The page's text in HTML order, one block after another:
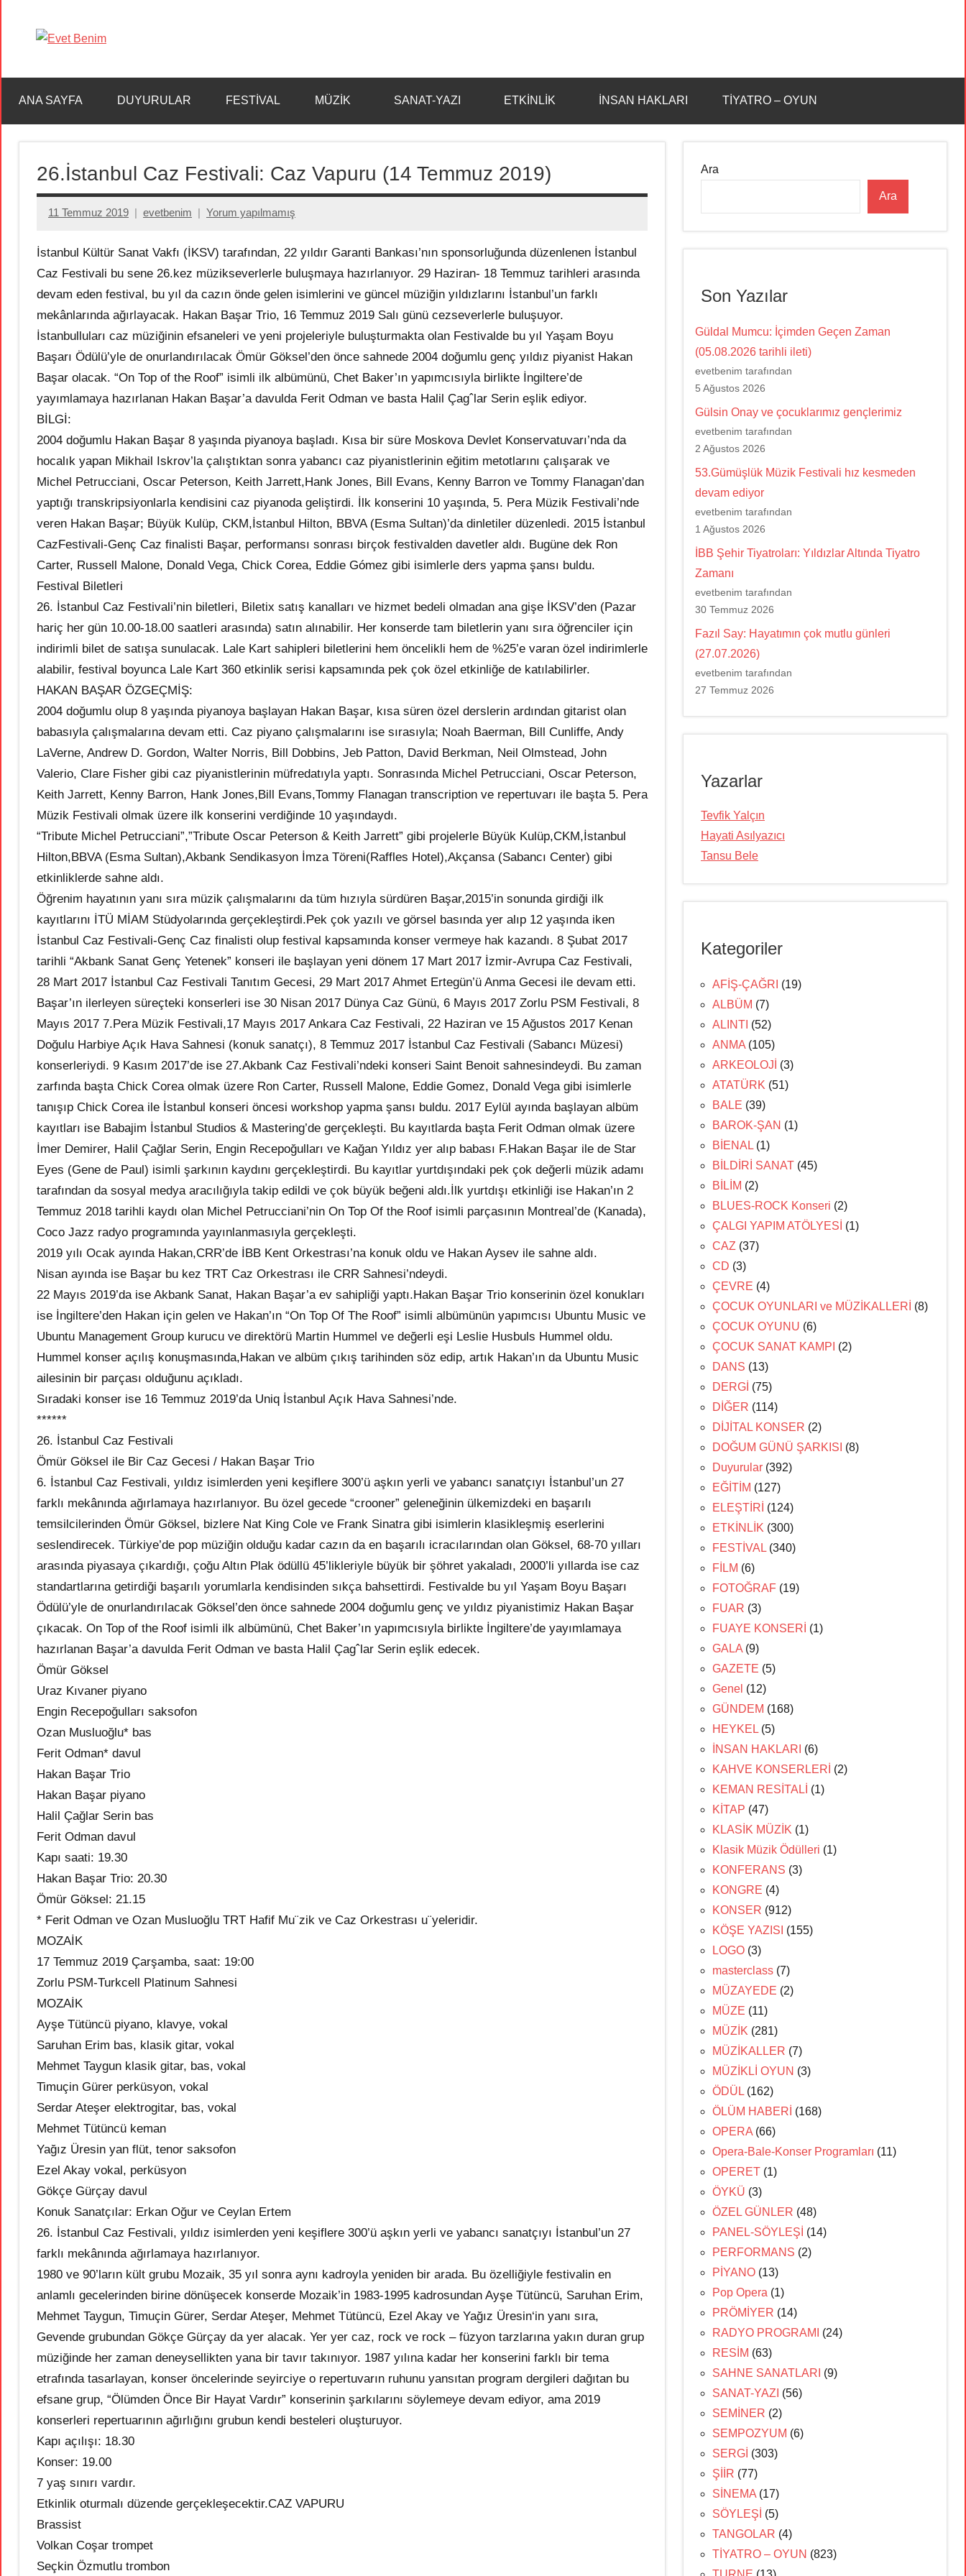
Benim
ANA SAYFA DUYURULAR FESTİVAL MÜZİK SANAT-YAZI ETKİNLİK İNSAN HAKLARI TİYATRO – OYUN
26.İstanbul Caz Festivali: Caz Vapuru (14 Temmuz 2019)
11 Temmuz 2019 evetbenim Yorum yapılmamış
İstanbul Kültür Sanat Vakfı (İKSV) tarafından, 22 yıldır Garanti Bankası’nın sponsorluğunda düzenlenen İstanbul
Caz Festivali bu sene 26.kez müzikseverlerle buluşmaya hazırlanıyor. 29 Haziran- 18 Temmuz tarihleri arasında
devam eden festival, bu yıl da cazın önde gelen isimlerini ve güncel müziğin yıldızlarını İstanbul’un farklı
mekânlarında ağırlayacak. Hakan Başar Trio, 16 Temmuz 2019 Salı günü cezseverlerle buluşuyor.
İstanbulluları caz müziğinin efsaneleri ve yeni projeleriyle buluşturmakta olan Festivalde bu yıl Yaşam Boyu
Başarı Ödülü’yle de onurlandırılacak Ömür Göksel’den önce sahnede 2004 doğumlu genç yıldız piyanist Hakan
Başar olacak. “On Top of the Roof” isimli ilk albümünü, Chet Baker’ın yapımcısıyla birlikte İngiltere’de
yayımlamaya hazırlanan Hakan Başar’a davulda Ferit Odman ve basta Halil Çagˆlar Serin eşlik ediyor.
BİLGİ:
2004 doğumlu Hakan Başar 8 yaşında piyanoya başladı. Kısa bir süre Moskova Devlet Konservatuvarı’nda da
hocalık yapan Mikhail Iskrov’la çalıştıktan sonra yabancı caz piyanistlerinin eğitim metotlarını çalışarak ve
Michel Petrucciani, Oscar Peterson, Keith Jarrett,Hank Jones, Bill Evans, Kenny Barron ve Tommy Flanagan’dan
yaptığı transkripsiyonlarla kendisini caz piyanoda geliştirdi. İlk konserini 10 yaşında, 5. Pera Müzik Festivali’nde
veren Hakan Başar; Büyük Kulüp, CKM,İstanbul Hilton, BBVA (Esma Sultan)’da dinletiler düzenledi. 2015 İstanbul
CazFestivali-Genç Caz finalisti Başar, performansı sonrası birçok festivalden davetler aldı. Bugüne dek Ron
Carter, Russell Malone, Donald Vega, Chick Corea, Eddie Gómez gibi isimlerle ders yapma şansı buldu.
Festival Biletleri
26. İstanbul Caz Festivali’nin biletleri, Biletix satış kanalları ve hizmet bedeli olmadan ana gişe İKSV’den (Pazar
hariç her gün 10.00-18.00 saatleri arasında) satın alınabilir. Her konserde tam biletlerin yanı sıra öğrenciler için
indirimli bilet de satışa sunulacak. Lale Kart sahipleri biletlerini hem öncelikli hem de %25’e varan özel indirimlerle
alabilir, festival boyunca Lale Kart 360 etkinlik serisi kapsamında pek çok özel etkinliğe de katılabilirler.
HAKAN BAŞAR ÖZGEÇMİŞ:
2004 doğumlu olup 8 yaşında piyanoya başlayan Hakan Başar, kısa süren özel derslerin ardından gitarist olan
babasıyla çalışmalarına devam etti. Caz piyano çalışmalarını ise sırasıyla; Noah Baerman, Bill Cunliffe, Andy
LaVerne, Andrew D. Gordon, Walter Norris, Bill Dobbins, Jeb Patton, David Berkman, Neil Olmstead, John
Valerio, Clare Fisher gibi caz piyanistlerinin müfredatıyla yaptı. Sonrasında Michel Petrucciani, Oscar Peterson,
Keith Jarrett, Kenny Barron, Hank Jones,Bill Evans,Tommy Flanagan transcription ve repertuvarı ile başta 5. Pera
Müzik Festivali olmak üzere ilk konserini verdiğinde 10 yaşındaydı.
“Tribute Michel Petrucciani”,”Tribute Oscar Peterson & Keith Jarrett” gibi projelerle Büyük Kulüp,CKM,İstanbul
Hilton,BBVA (Esma Sultan),Akbank Sendikasyon İmza Töreni(Raffles Hotel),Akçansa (Sabancı Center) gibi
etkinliklerde sahne aldı.
Öğrenim hayatının yanı sıra müzik çalışmalarını da tüm hızıyla sürdüren Başar,2015’in sonunda girdiği ilk
kayıtlarını İTÜ MİAM Stüdyolarında gerçekleştirdi.Pek çok yazılı ve görsel basında yer alıp 12 yaşında iken
İstanbul Caz Festivali-Genç Caz finalisti olup festival kapsamında konser vermeye hak kazandı. 8 Şubat 2017
tarihli “Akbank Sanat Genç Yetenek” konseri ile başlayan yeni dönem 17 Mart 2017 İzmir-Avrupa Caz Festivali,
28 Mart 2017 İstanbul Caz Festivali Tanıtım Gecesi, 29 Mart 2017 Ahmet Ertegün’ü Anma Gecesi ile devam etti.
Başar’ın ilerleyen süreçteki konserleri ise 30 Nisan 2017 Dünya Caz Günü, 6 Mayıs 2017 Zorlu PSM Festivali, 8
Mayıs 2017 7.Pera Müzik Festivali,17 Mayıs 2017 Ankara Caz Festivali, 22 Haziran ve 15 Ağustos 2017 Kenan
Doğulu Harbiye Açık Hava Sahnesi (konuk sanatçı), 8 Temmuz 2017 İstanbul Caz Festivali (Sabancı Müzesi)
konserleriydi. 9 Kasım 2017’de ise 27.Akbank Caz Festivali’ndeki konseri Saint Benoit sahnesindeydi. Bu zaman
zarfında başta Chick Corea olmak üzere Ron Carter, Russell Malone, Eddie Gomez, Donald Vega gibi isimlerle
tanışıp Chick Corea ile İstanbul konseri öncesi workshop yapma şansı buldu. 2017 Eylül ayında başlayan albüm
kayıtları ise Babajim İstanbul Studios & Mastering’de gerçekleşti. Bu kayıtlarda başta Ferit Odman olmak üzere
İmer Demirer, Halil Çağlar Serin, Engin Recepoğulları ve Kağan Yıldız yer alıp babası F.Hakan Başar ile de Star
Eyes (Gene de Paul) isimli şarkının kaydını gerçekleştirdi. Bu kayıtlar yurtdışındaki pek çok değerli müzik adamı
tarafından da sosyal medya aracılığıyla takip edildi ve çok büyük beğeni aldı.İlk yurtdışı etkinliği ise Hakan’ın 2
Temmuz 2018 tarihli kaydı olan Michel Petrucciani’nin On Top Of the Roof isimli parçasının Montreal’de (Kanada),
Coco Jazz radyo programında yayınlanmasıyla gerçekleşti.
2019 yılı Ocak ayında Hakan,CRR’de İBB Kent Orkestrası’na konuk oldu ve Hakan Aysev ile sahne aldı.
Nisan ayında ise Başar bu kez TRT Caz Orkestrası ile CRR Sahnesi’ndeydi.
22 Mayıs 2019’da ise Akbank Sanat, Hakan Başar’a ev sahipliği yaptı.Hakan Başar Trio konserinin özel konukları
ise İngiltere’den Hakan için gelen ve Hakan’ın “On Top Of The Roof” isimli albümünün yapımcısı Ubuntu Music ve
Ubuntu Management Group kurucu ve direktörü Martin Hummel ve değerli eşi Leslie Husbuls Hummel oldu.
Hummel konser açılış konuşmasında,Hakan ve albüm çıkış tarihinden söz edip, artık Hakan’ın da Ubuntu Music
ailesinin bir parçası olduğunu açıkladı.
Sıradaki konser ise 16 Temmuz 2019’da Uniq İstanbul Açık Hava Sahnesi’nde.
******
26. İstanbul Caz Festivali
Ömür Göksel ile Bir Caz Gecesi / Hakan Başar Trio
6. İstanbul Caz Festivali, yıldız isimlerden yeni keşiflere 300’ü aşkın yerli ve yabancı sanatçıyı İstanbul’un 27
farklı mekânında ağırlamaya hazırlanıyor. Bu özel gecede “crooner” geleneğinin ülkemizdeki en başarılı
temsilcilerinden Ömür Göksel, bizlere Nat King Cole ve Frank Sinatra gibi isimlerin klasikleşmiş eserlerini
seslendirecek. Türkiye’de pop müziğin olduğu kadar cazın da en başarılı icracılarından olan Göksel, 68-70 yılları
arasında piyasaya çıkardığı, çoğu Altın Plak ödüllü 45’likleriyle büyük bir şöhret yakaladı, 2000’li yıllarda ise caz
standartlarına getirdiği başarılı yorumlarla kendisinden sıkça bahsettirdi. Festivalde bu yıl Yaşam Boyu Başarı
Ödülü’yle de onurlandırılacak Göksel’den önce sahnede 2004 doğumlu genç ve yıldız piyanistimiz Hakan Başar
çıkacak. On Top of the Roof isimli ilk albümünü, Chet Baker’ın yapımcısıyla birlikte İngiltere’de yayımlamaya
hazırlanan Başar’a davulda Ferit Odman ve basta Halil Çagˆlar Serin eşlik edecek.
Ömür Göksel
Uraz Kıvaner piyano
Engin Recepoğulları saksofon
Ozan Musluoğlu* bas
Ferit Odman* davul
Hakan Başar Trio
Hakan Başar piyano
Halil Çağlar Serin bas
Ferit Odman davul
Kapı saati: 19.30
Hakan Başar Trio: 20.30
Ömür Göksel: 21.15
* Ferit Odman ve Ozan Musluoğlu TRT Hafif Mu¨zik ve Caz Orkestrası u¨yeleridir.
MOZAİK
17 Temmuz 2019 Çarşamba, saat: 19:00
Zorlu PSM-Turkcell Platinum Sahnesi
MOZAİK
Ayşe Tütüncü piyano, klavye, vokal
Saruhan Erim bas, klasik gitar, vokal
Mehmet Taygun klasik gitar, bas, vokal
Timuçin Gürer perküsyon, vokal
Serdar Ateşer elektrogitar, bas, vokal
Mehmet Tütüncü keman
Yağız Üresin yan flüt, tenor saksofon
Ezel Akay vokal, perküsyon
Gökçe Gürçay davul
Konuk Sanatçılar: Erkan Oğur ve Ceylan Ertem
26. İstanbul Caz Festivali, yıldız isimlerden yeni keşiflere 300’ü aşkın yerli ve yabancı sanatçıyı İstanbul’un 27
farklı mekânında ağırlamaya hazırlanıyor.
1980 ve 90’ların kült grubu Mozaik, 35 yıl sonra aynı kadroyla yeniden bir arada. Bu özelliğiyle festivalin en
anlamlı gecelerinden birine dönüşecek konserde Mozaik’in 1983-1995 kadrosundan Ayşe Tütüncü, Saruhan Erim,
Mehmet Taygun, Timuçin Gürer, Serdar Ateşer, Mehmet Tütüncü, Ezel Akay ve Yağız Üresin‘in yanı sıra,
Gevende grubundan Gökçe Gürçay da yer alacak. Yer yer caz, rock ve rock – füzyon tarzlarına yakın duran grup
müziğinde her zaman deneysellikten yana bir tavır takınıyor. 1987 yılına kadar her konserini farklı bir tema
etrafında tasarlayan, konser öncelerinde seyirciye o repertuvarın ruhunu yansıtan program dergileri dağıtan bu
efsane grup, “Ölümden Önce Bir Hayat Vardır” konserinin şarkılarını söylemeye devam ediyor, ama 2019
konserleri repertuarının ağırlığını grubun kendi besteleri oluşturuyor.
Kapı açılışı: 18.30
Konser: 19.00
7 yaş sınırı vardır.
Etkinlik oturmalı düzende gerçekleşecektir.CAZ VAPURU
Brassist
Volkan Coşar trompet
Seçkin Özmutlu trombon
Ara
Ara
Son Yazılar
Güldal Mumcu: İçimden Geçen Zaman
(05.08.2026 tarihli ileti)
evetbenim tarafından
5 Ağustos 2026
Gülsin Onay ve çocuklarımız gençlerimiz
evetbenim tarafından
2 Ağustos 2026
53.Gümüşlük Müzik Festivali hız kesmeden
devam ediyor
evetbenim tarafından
1 Ağustos 2026
İBB Şehir Tiyatroları: Yıldızlar Altında Tiyatro
Zamanı
evetbenim tarafından
30 Temmuz 2026
Fazıl Say: Hayatımın çok mutlu günleri
(27.07.2026)
evetbenim tarafından
27 Temmuz 2026
Yazarlar
Tevfik Yalçın
Hayati Asılyazıcı
Tansu Bele
Kategoriler
AFİŞ-ÇAĞRI (19)
ALBÜM (7)
ALINTI (52)
ANMA (105)
ARKEOLOJİ (3)
ATATÜRK (51)
BALE (39)
BAROK-ŞAN (1)
BİENAL (1)
BİLDİRİ SANAT (45)
BİLİM (2)
BLUES-ROCK Konseri (2)
ÇALGI YAPIM ATÖLYESİ (1)
CAZ (37)
CD (3)
ÇEVRE (4)
ÇOCUK OYUNLARI ve MÜZİKALLERİ (8)
ÇOCUK OYUNU (6)
ÇOCUK SANAT KAMPI (2)
DANS (13)
DERGİ (75)
DİĞER (114)
DİJİTAL KONSER (2)
DOĞUM GÜNÜ ŞARKISI (8)
Duyurular (392)
EĞİTİM (127)
ELEŞTİRİ (124)
ETKİNLİK (300)
FESTİVAL (340)
FİLM (6)
FOTOĞRAF (19)
FUAR (3)
FUAYE KONSERİ (1)
GALA (9)
GAZETE (5)
Genel (12)
GÜNDEM (168)
HEYKEL (5)
İNSAN HAKLARI (6)
KAHVE KONSERLERİ (2)
KEMAN RESİTALİ (1)
KİTAP (47)
KLASİK MÜZİK (1)
Klasik Müzik Ödülleri (1)
KONFERANS (3)
KONGRE (4)
KONSER (912)
KÖŞE YAZISI (155)
LOGO (3)
masterclass (7)
MÜZAYEDE (2)
MÜZE (11)
MÜZİK (281)
MÜZİKALLER (7)
MÜZİKLİ OYUN (3)
ÖDÜL (162)
ÖLÜM HABERİ (168)
OPERA (66)
Opera-Bale-Konser Programları (11)
OPERET (1)
ÖYKÜ (3)
ÖZEL GÜNLER (48)
PANEL-SÖYLEŞİ (14)
PERFORMANS (2)
PİYANO (13)
Pop Opera (1)
PRÖMİYER (14)
RADYO PROGRAMI
(24)
RESİM (63)
SAHNE SANATLARI (9)
SANAT-YAZI (56)
SEMİNER (2)
SEMPOZYUM (6)
SERGİ (303)
ŞİİR (77)
SİNEMA (17)
SÖYLEŞİ (5)
TANGOLAR (4)
TİYATRO – OYUN (823)